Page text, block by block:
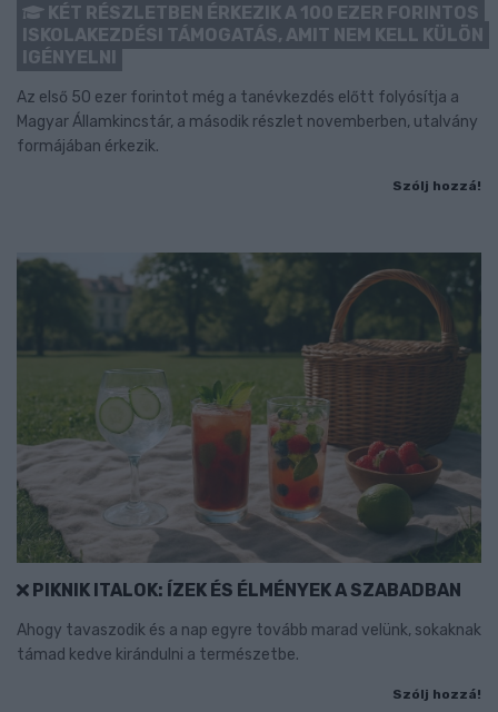
KÉT RÉSZLETBEN ÉRKEZIK A 100 EZER FORINTOS
ISKOLAKEZDÉSI TÁMOGATÁS, AMIT NEM KELL KÜLÖN
IGÉNYELNI
Az első 50 ezer forintot még a tanévkezdés előtt folyósítja a
Magyar Államkincstár, a második részlet novemberben, utalvány
formájában érkezik.
Szólj hozzá!
PIKNIK ITALOK: ÍZEK ÉS ÉLMÉNYEK A SZABADBAN
Ahogy tavaszodik és a nap egyre tovább marad velünk, sokaknak
támad kedve kirándulni a természetbe.
Szólj hozzá!